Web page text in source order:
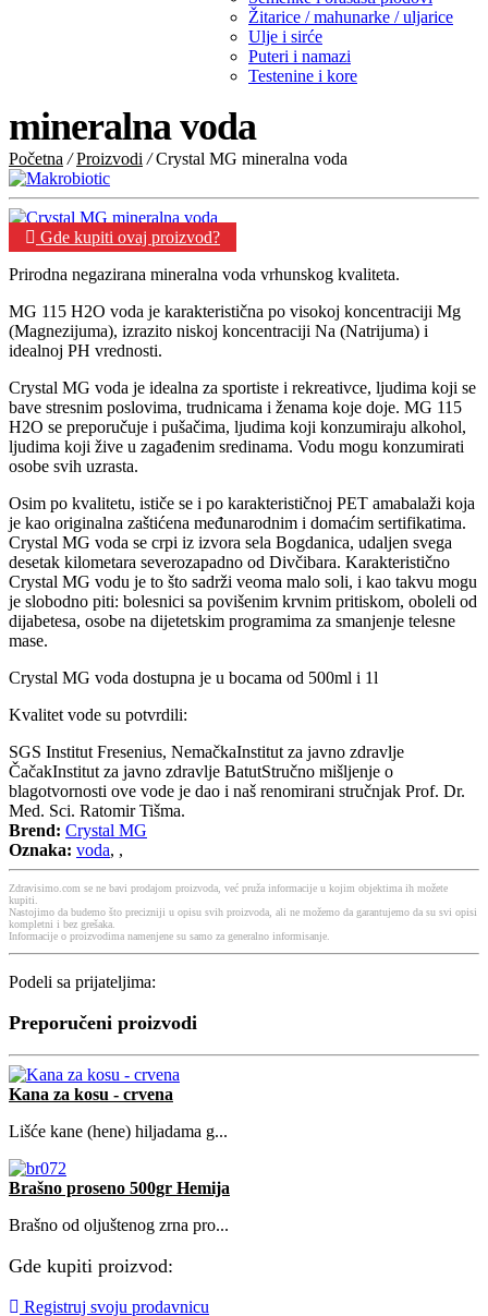
Žitarice / mahunarke / uljarice
Ulje i sirće
Puteri i namazi
Testenine i kore
mineralna voda
Početna / Proizvodi /Crystal MG mineralna voda
Gde kupiti ovaj proizvod?
Prirodna negazirana mineralna voda vrhunskog kvaliteta.
MG 115 H2O voda je karakteristična po visokoj koncentraciji Mg
(Magnezijuma), izrazito niskoj koncentraciji Na (Natrijuma) i
idealnoj PH vrednosti.
Crystal MG voda je idealna za sportiste i rekreativce, ljudima koji se
bave stresnim poslovima, trudnicama i ženama koje doje. MG 115
H2O se preporučuje i pušačima, ljudima koji konzumiraju alkohol,
ljudima koji žive u zagađenim sredinama. Vodu mogu konzumirati
osobe svih uzrasta.
Osim po kvalitetu, ističe se i po karakterističnoj PET amabalaži koja
je kao originalna zaštićena međunarodnim i domaćim sertifikatima.
Crystal MG voda se crpi iz izvora sela Bogdanica, udaljen svega
desetak kilometara severozapadno od Divčibara. Karakteristično
Crystal MG vodu je to što sadrži veoma malo soli, i kao takvu mogu
je slobodno piti: bolesnici sa povišenim krvnim pritiskom, oboleli od
dijabetesa, osobe na dijetetskim programima za smanjenje telesne
mase.
Crystal MG voda dostupna je u bocama od 500ml i 1l
Kvalitet vode su potvrdili:
SGS Institut Fresenius, NemačkaInstitut za javno zdravlje
ČačakInstitut za javno zdravlje BatutStručno mišljenje o
blagotvornosti ove vode je dao i naš renomirani stručnjak Prof. Dr.
Med. Sci. Ratomir Tišma.
Brend: Crystal MG
Oznaka: voda, ,
Zdravisimo.com se ne bavi prodajom proizvoda, već pruža informacije u kojim objektima ih možete
kupiti.
Nastojimo da budemo što precizniji u opisu svih proizvoda, ali ne možemo da garantujemo da su svi opisi
kompletni i bez grešaka.
Informacije o proizvodima namenjene su samo za generalno informisanje.
Podeli sa prijateljima:
Preporučeni proizvodi
Kana za kosu - crvena
Lišće kane (hene) hiljadama g...
Brašno proseno 500gr Hemija
Brašno od oljuštenog zrna pro...
Gde kupiti proizvod:
Registruj svoju prodavnicu